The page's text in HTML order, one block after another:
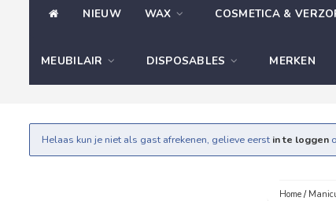
NIEUW WAX COSMETICA &
MEUBILAIR DISPOSABLES MERKEN
Helaas kun je niet als gast afrekenen, gelieve eerst in te loggen
Home/